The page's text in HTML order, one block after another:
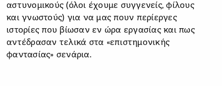
αστυνομικούς (όλοι έχουμε συγγενείς, φίλους
και γνωστούς) για να μας πουν περίεργες
ιστορίες που βίωσαν εν ώρα εργασίας και πως
αντέδρασαν τελικά στα «επιστημονικής
φαντασίας» σενάρια.